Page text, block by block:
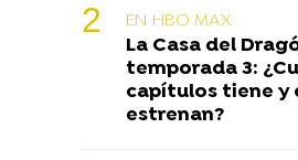
EN HBO MAX
La Casa del
temporada 3:
capítulos tiene y
estrenan?